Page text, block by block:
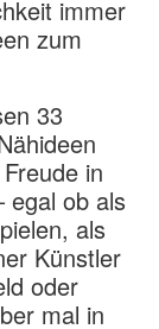
immer
zum
33
in
egal ob als
als
Künstler
oder
mal in